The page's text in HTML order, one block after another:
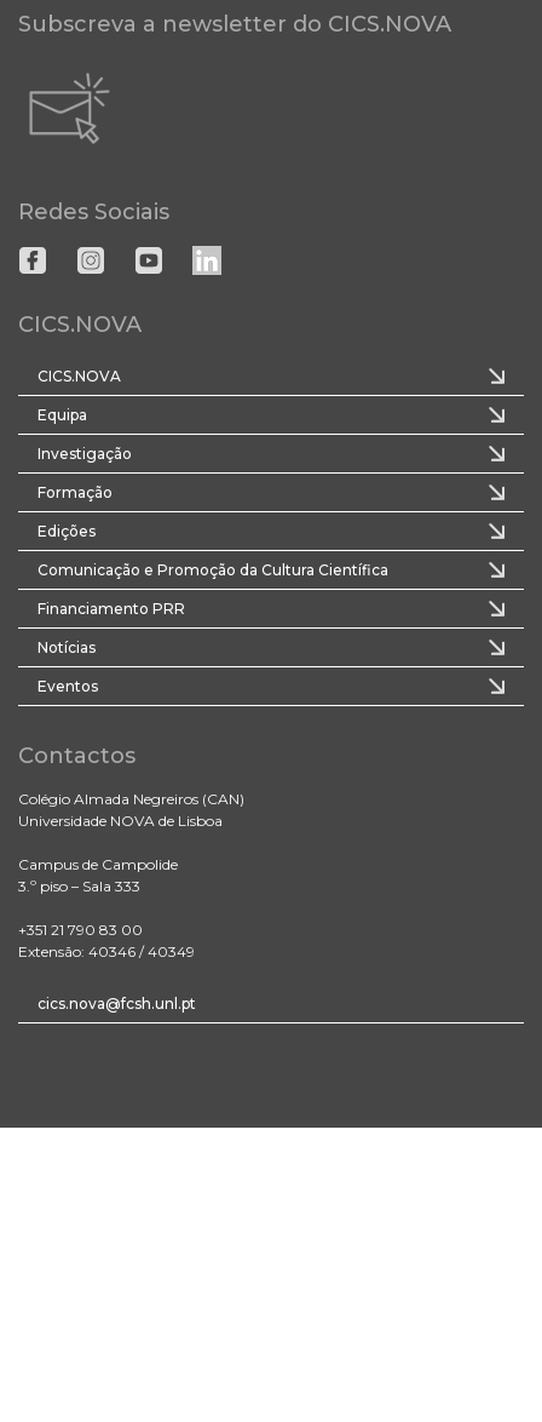
Subscreva a newsletter do CICS.NOVA
Redes Sociais
CICS.NOVA
CICS.NOVA
Equipa
Investigação
Formação
Edições
Comunicação e Promoção da Cultura Científica
Financiamento PRR
Notícias
Eventos
Contactos
Colégio Almada Negreiros (CAN)
Universidade NOVA de Lisboa
Campus de Campolide
3.º piso – Sala 333
+351 21 790 83 00
Extensão: 40346 / 40349
cics.nova@fcsh.unl.pt